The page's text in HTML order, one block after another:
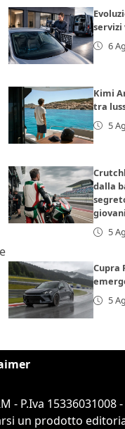
servizi
6
Kimi
tra
5
dalla
giovani
5
Cupra
5
- P.Iva
un prodotto